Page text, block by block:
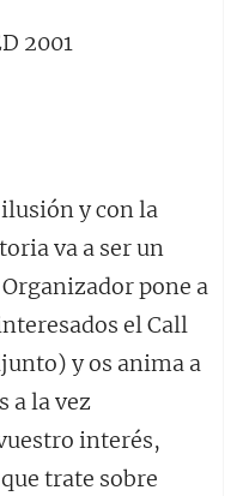
y con la
va a ser un
pone a
el Call
y os anima a
a la vez
interés,
trate sobre